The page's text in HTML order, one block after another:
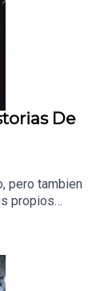
De
pero tambien
propios